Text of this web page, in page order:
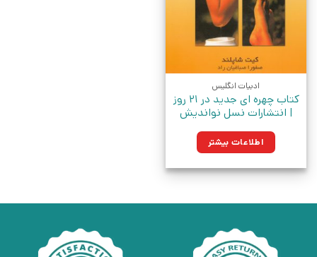
ادبیات انگلیس
کتاب چهره ای جدید در 21 روز
| انتشارات نسل نواندیش
اطلاعات بیشتر